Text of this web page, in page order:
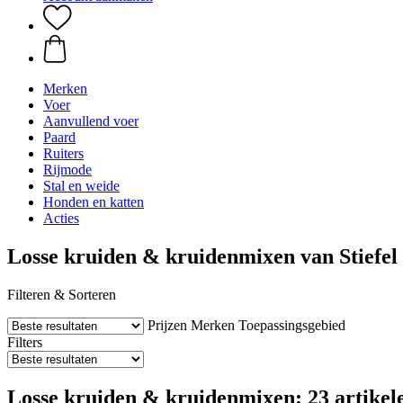
Merken
Voer
Aanvullend voer
Paard
Ruiters
Rijmode
Stal en weide
Honden en katten
Acties
Losse kruiden & kruidenmixen van Stiefel
Filteren & Sorteren
Prijzen Merken Toepassingsgebied
Filters
Losse kruiden & kruidenmixen: 23